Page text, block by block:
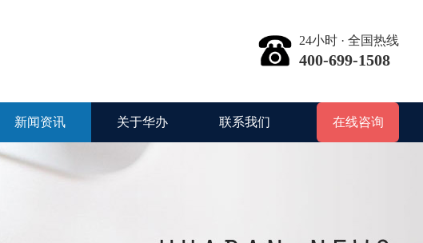
24小时 · 全国热线
400-699-1508
新闻资讯 关于华办 联系我们 在线咨询